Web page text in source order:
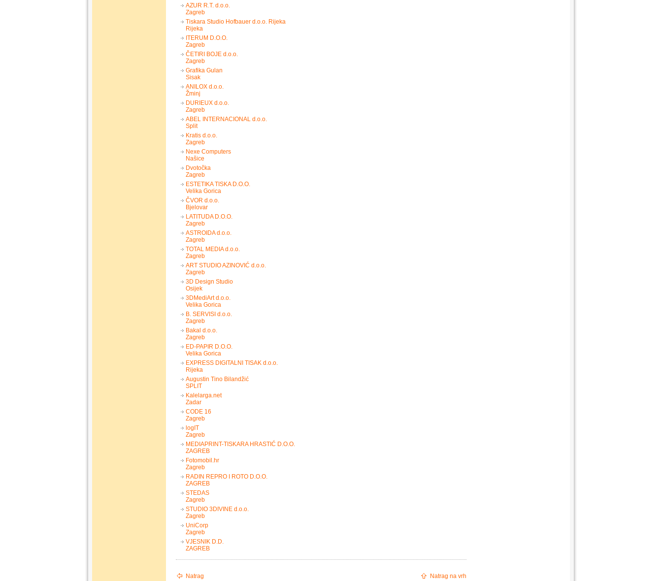
AZUR R.T. d.o.o.
Zagreb
Tiskara Studio Hofbauer d.o.o. Rijeka
Rijeka
ITERUM D.O.O.
Zagreb
ČETIRI BOJE d.o.o.
Zagreb
Grafika Gulan
Sisak
ANILOX d.o.o.
Žminj
DURIEUX d.o.o.
Zagreb
ABEL INTERNACIONAL d.o.o.
Split
Kratis d.o.o.
Zagreb
Nexe Computers
Našice
Dvotočka
Zagreb
ESTETIKA TISKA D.O.O.
Velika Gorica
ČVOR d.o.o.
Bjelovar
LATITUDA D.O.O.
Zagreb
ASTROIDA d.o.o.
Zagreb
TOTAL MEDIA d.o.o.
Zagreb
ART STUDIO AZINOVIĆ d.o.o.
Zagreb
3D Design Studio
Osijek
3DMediArt d.o.o.
Velika Gorica
B. SERVISI d.o.o.
Zagreb
Bakal d.o.o.
Zagreb
ED-PAPIR D.O.O.
Velika Gorica
EXPRESS DIGITALNI TISAK d.o.o.
Rijeka
Augustin Tino Bilandžić
SPLIT
Kalelarga.net
Zadar
CODE 16
Zagreb
logIT
Zagreb
MEDIAPRINT-TISKARA HRASTIĆ D.O.O.
ZAGREB
Fotomobil.hr
Zagreb
RADIN REPRO I ROTO D.O.O.
ZAGREB
STEDAS
Zagreb
STUDIO 3DIVINE d.o.o.
Zagreb
UniCorp
Zagreb
VJESNIK D.D.
ZAGREB
Natrag Natrag na vrh